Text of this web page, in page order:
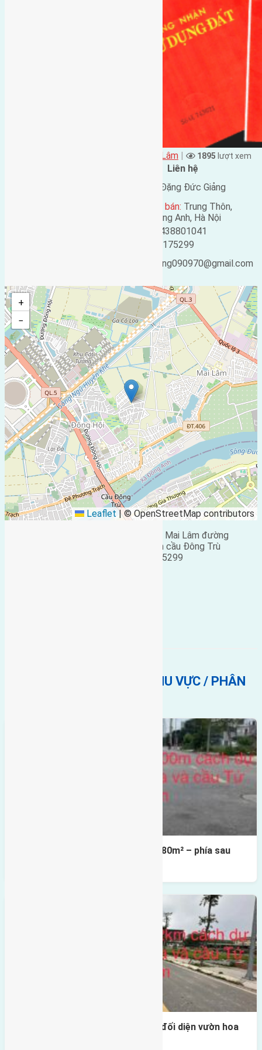
Xã Mai Lâm | 1895 lượt xem
Liên hệ
Đặng Đức Giảng
Địa chỉ người bán: Trung Thôn,
Đông Hội, Đông Anh, Hà Nội
0438801041
0916175299
ducgiang090970@gmail.com
+
−
Leaflet |© OpenStreetMap contributors
Cần bán 54m2(4×13,5) đất Lê Xá Mai Lâm đường
rộng 3,5m hướng Đông Nam cách cầu Đông Trù
800m giá 12 triệu liên hệ 0916175299
BẤT ĐỘNG SẢN CÙNG KHU VỰC / PHÂN
Cần bán Đất đấu giá X2 Thái Bình 80m² – phía sau
Lô đất tái định cư Mai Hiên 56m2 đối diện vườn hoa